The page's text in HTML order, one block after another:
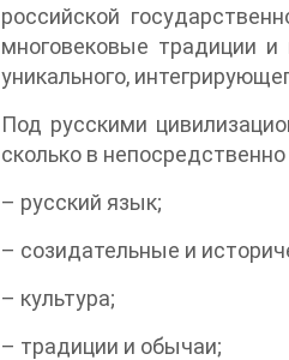
российской
многовековые традиции и
уникального,
Под русскими
сколько в
– русский язык;
– созидательные и
– культура;
– традиции и обычаи;